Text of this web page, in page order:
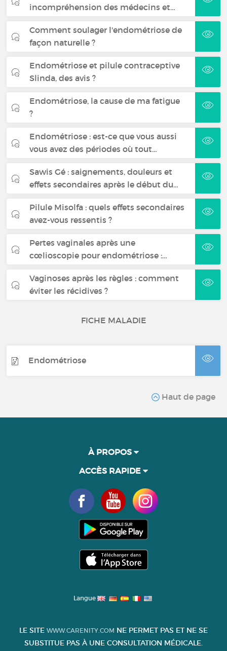
incompréhension des médecins et…
Comment soulager l'endométriose de
façon naturelle ?
Endométriose et pilule contraceptive
Slinda, des avis ?
Endométriose, la cause de ma fatigue
?
Endométriose : est-ce que vous aussi
vous avez des périodes où tout…
Sawis Gé : saignements, douleurs et
effets secondaires après le début du…
Pilule Misolfa : quels effets secondaires
avez-vous ressentis ?
Pertes vaginales après une
cœlioscopie pour endométriose :…
Vaginoses après les règles : comment
éviter les récidives ?
FICHE MALADIE
Endométriose
Haut de page
À PROPOS
ACCÈS RAPIDE
Langue
LE SITE WWW.CARENITY.COM NE PERMET PAS ET NE SE
SUBSTITUE PAS À UNE CONSULTATION MÉDICALE.